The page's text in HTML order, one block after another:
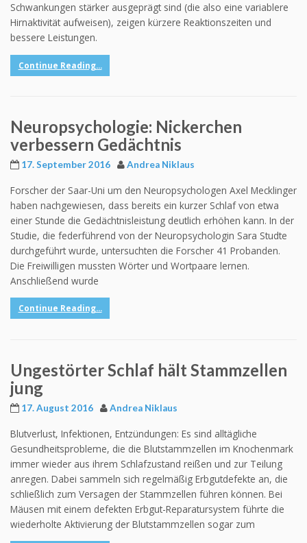
Schwankungen stärker ausgeprägt sind (die also eine variablere
Hirnaktivität aufweisen), zeigen kürzere Reaktionszeiten und
bessere Leistungen.
Continue Reading...
Neuropsychologie: Nickerchen
verbessern Gedächtnis
17. September 2016 Andrea Niklaus
Forscher der Saar-Uni um den Neuropsychologen Axel Mecklinger
haben nachgewiesen, dass bereits ein kurzer Schlaf von etwa
einer Stunde die Gedächtnisleistung deutlich erhöhen kann. In der
Studie, die federführend von der Neuropsychologin Sara Studte
durchgeführt wurde, untersuchten die Forscher 41 Probanden.
Die Freiwilligen mussten Wörter und Wortpaare lernen.
Anschließend wurde
Continue Reading...
Ungestörter Schlaf hält Stammzellen
jung
17. August 2016 Andrea Niklaus
Blutverlust, Infektionen, Entzündungen: Es sind alltägliche
Gesundheitsprobleme, die die Blutstammzellen im Knochenmark
immer wieder aus ihrem Schlafzustand reißen und zur Teilung
anregen. Dabei sammeln sich regelmäßig Erbgutdefekte an, die
schließlich zum Versagen der Stammzellen führen können. Bei
Mäusen mit einem defekten Erbgut-Reparatursystem führte die
wiederholte Aktivierung der Blutstammzellen sogar zum